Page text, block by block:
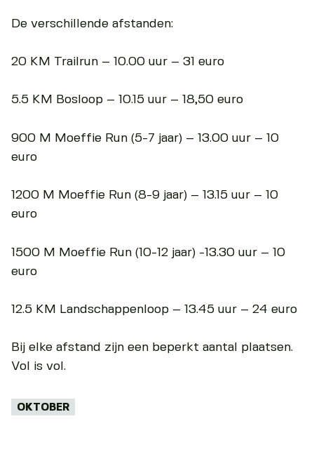
De verschillende afstanden:
20 KM Trailrun – 10.00 uur – 31 euro
5.5 KM Bosloop – 10.15 uur – 18,50 euro
900 M Moeffie Run (5-7 jaar) – 13.00 uur – 10
euro
1200 M Moeffie Run (8-9 jaar) – 13.15 uur – 10
euro
1500 M Moeffie Run (10-12 jaar) -13.30 uur – 10
euro
12.5 KM Landschappenloop – 13.45 uur – 24 euro
Bij elke afstand zijn een beperkt aantal plaatsen.
Vol is vol.
Tags:
OKTOBER